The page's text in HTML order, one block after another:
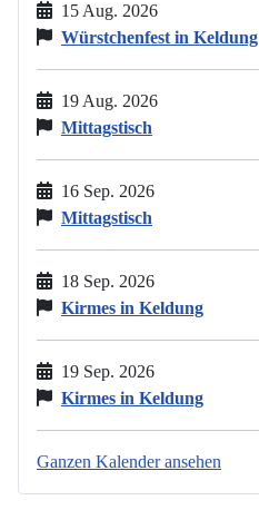
15 Aug. 2026
Würstchenfest in Keldung
19 Aug. 2026
Mittagstisch
16 Sep. 2026
Mittagstisch
18 Sep. 2026
Kirmes in Keldung
19 Sep. 2026
Kirmes in Keldung
Ganzen Kalender ansehen